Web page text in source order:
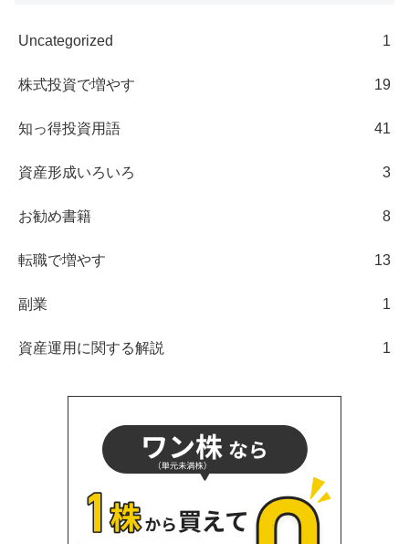
Uncategorized 1
株式投資で増やす 19
知っ得投資用語 41
資産形成いろいろ 3
お勧め書籍 8
転職で増やす 13
副業 1
資産運用に関する解説 1